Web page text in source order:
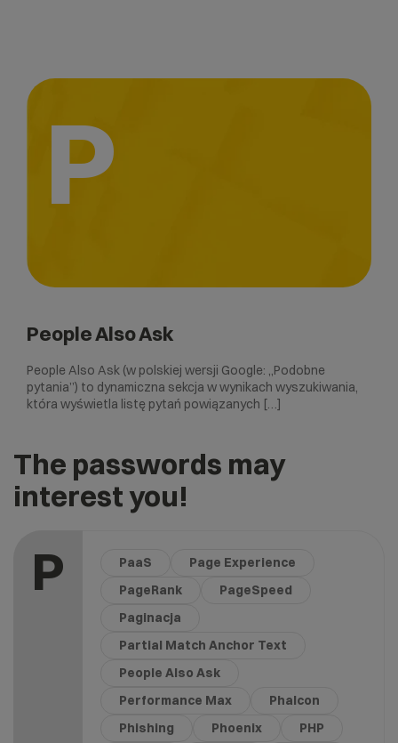
P
People Also Ask
People Also Ask (w polskiej wersji Google: „Podobne
pytania”) to dynamiczna sekcja w wynikach wyszukiwania,
która wyświetla listę pytań powiązanych […]
The passwords may
interest you!
P PaaS
Page Experience
PageRank
PageSpeed
Paginacja
Partial Match Anchor Text
People Also Ask
Performance Max
Phalcon
Phishing
Phoenix PHP